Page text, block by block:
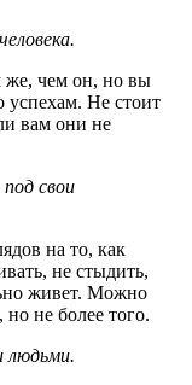
же, чем он, но вы
успехам. Не стоит
вам они не
свои
на то, как
не стыдить,
живет. Можно
но не более того.
людьми.